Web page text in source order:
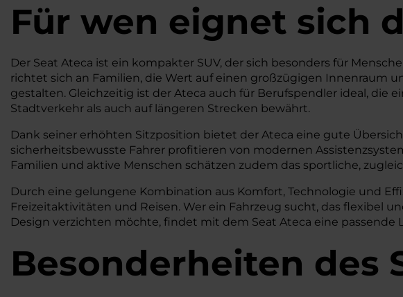
Für wen eignet sich
Der Seat Ateca ist ein kompakter SUV, der sich besonders für
richtet sich an Familien, die Wert auf einen großzügigen Innenraum
gestalten. Gleichzeitig ist der Ateca auch für Berufspendler ideal, die
Stadtverkehr als auch auf längeren Strecken bewährt.
Dank seiner erhöhten Sitzposition bietet der Ateca eine gute
sicherheitsbewusste Fahrer profitieren von modernen
Familien und aktive Menschen schätzen zudem das sportliche,
Durch eine gelungene Kombination aus Komfort, Technologie und
Freizeitaktivitäten und Reisen. Wer ein Fahrzeug sucht, das flexibel
Design verzichten möchte, findet mit dem Seat Ateca eine passende
Besonderheiten des